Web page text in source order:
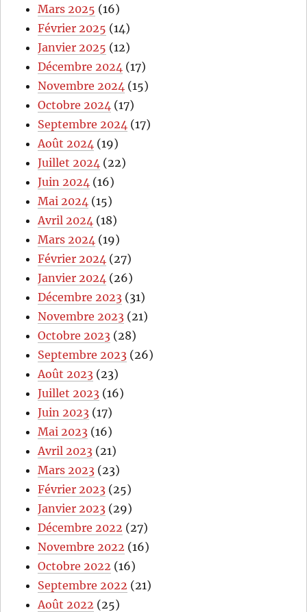
Mars 2025 (16)
Février 2025 (14)
Janvier 2025 (12)
Décembre 2024 (17)
Novembre 2024 (15)
Octobre 2024 (17)
Septembre 2024 (17)
Août 2024 (19)
Juillet 2024 (22)
Juin 2024 (16)
Mai 2024 (15)
Avril 2024 (18)
Mars 2024 (19)
Février 2024 (27)
Janvier 2024 (26)
Décembre 2023 (31)
Novembre 2023 (21)
Octobre 2023 (28)
Septembre 2023 (26)
Août 2023 (23)
Juillet 2023 (16)
Juin 2023 (17)
Mai 2023 (16)
Avril 2023 (21)
Mars 2023 (23)
Février 2023 (25)
Janvier 2023 (29)
Décembre 2022 (27)
Novembre 2022 (16)
Octobre 2022 (16)
Septembre 2022 (21)
Août 2022 (25)